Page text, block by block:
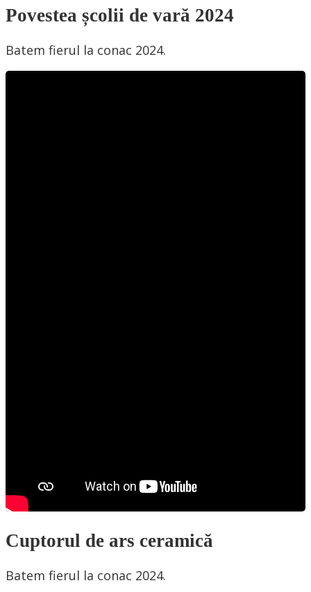
Povestea școlii de vară 2024
Batem fierul la conac 2024.
Cuptorul de ars ceramică
Batem fierul la conac 2024.